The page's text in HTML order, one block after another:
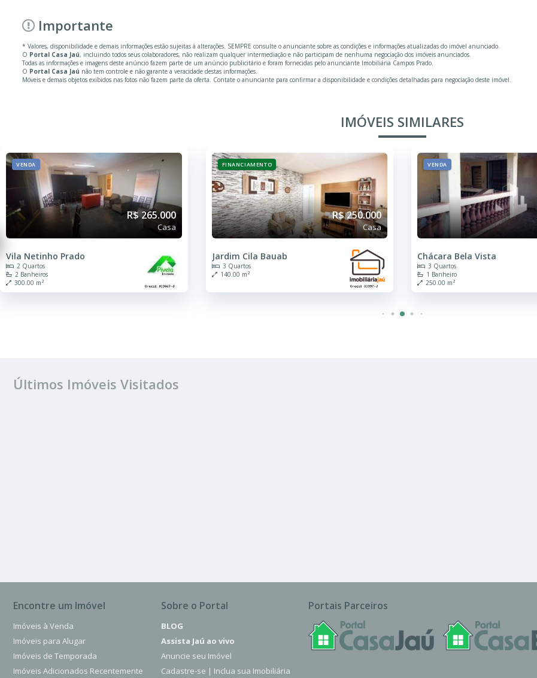
Importante
* Valores, disponibilidade e demais informações estão sujeitas à alterações. SEMPRE consulte o anunciante sobre as condições e informações atualizadas do imóvel anunciado.
O Portal Casa Jaú, incluindo todos seus colaboradores, não realizam qualquer intermediação e não participam de nenhuma negociação dos imóveis anunciados.
Todas as informações e imagens deste anúncio fazem parte de um anúncio publicitário e foram fornecidas pelo anunciante Imobiliária Campos Prado.
O Portal Casa Jaú não tem controle e não garante a veracidade destas informações.
Móveis e demais objetos exibidos nas fotos não fazem parte da oferta. Contate o anunciante para confirmar a disponibilidade e condições detalhadas para negociação deste imóvel.
IMÓVEIS SIMILARES
FINANCIAMENTO
R$ 250.000
Casa
Jardim Cila Bauab
3 Quartos
140.00 m²
VENDA
R$ 250.000
Casa
Chácara Bela Vista
3 Quartos
1 Banheiro
VENDA
Jardim Pedro Ometto
4 Quartos
1 Banheiro
250.00 m²
Últimos Imóveis Visitados
Encontre um Imóvel
Imóveis à Venda
Imóveis para Alugar
Imóveis de Temporada
Imóveis Adicionados Recentemente
Sobre o Portal
BLOG
Assista Jaú ao vivo
Anuncie seu Imóvel
Cadastre-se | Inclua sua Imobiliária
Portais Parceiros